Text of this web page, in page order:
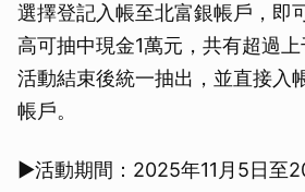
選擇登記入帳至北富銀帳戶，即
高可抽中現金1萬元，共有超過
活動結束後統一抽出，並直接入
帳戶。
▶活動期間：2025年11月5日至